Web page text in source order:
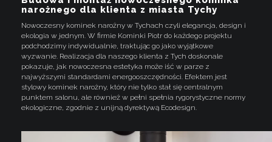
narożnego dla klienta z miasta Tychy
Nowoczesny kominek narożny w Tychach czyli elegancja, design i
ekologia w jednym. W firmie Kominki Piotr do każdego projektu
podchodzimy indywidualnie, traktując go jako wyjątkowe
wyzwanie. Realizacja dla naszego klienta z Tych doskonale
pokazuje, jak nowoczesna estetyka może iść w parze z
najwyższymi standardami energooszczędności. Efektem jest
stylowy kominek narożny, który nie tylko stał się centralnym
punktem salonu, ale również w pełni spełnia rygorystyczne normy
ekologiczne, zgodnie z unijną dyrektywą Ecodesign.